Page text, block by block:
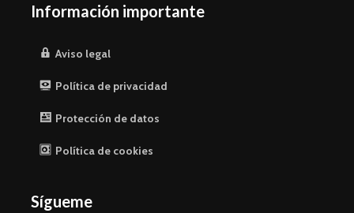
Información importante
Aviso legal
Política de privacidad
Protección de datos
Política de cookies
Sígueme